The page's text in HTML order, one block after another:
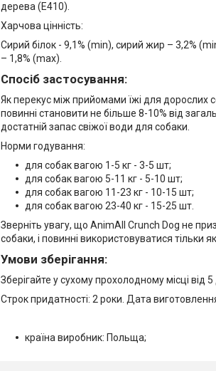
дерева (E410).
Харчова цінність:
Сирий білок - 9,1% (min), сирий жир – 3,2%
– 1,8% (max).
Спосіб застосування:
Як перекус між прийомами їжі для дорослих
повинні становити не більше 8-10% від
достатній запас свіжої води для собаки.
Норми годування:
для собак вагою 1-5 кг - 3-5 шт;
для собак вагою 5-11 кг - 5-10 шт;
для собак вагою 11-23 кг - 10-15 шт;
для собак вагою 23-40 кг - 15-25 шт.
Зверніть увагу, що AnimAll Crunch Dog не
собаки, і повинні використовуватися тільки
Умови зберігання:
Зберігайте у сухому прохолодному місці від
Строк придатності: 2 роки. Дата
країна виробник: Польща;